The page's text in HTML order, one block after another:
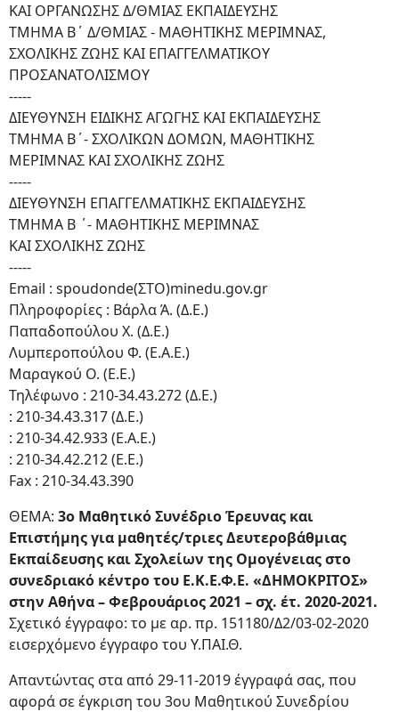
ΚΑΙ ΟΡΓΑΝΩΣΗΣ Δ/ΘΜΙΑΣ ΕΚΠΑΙΔΕΥΣΗΣ
ΤΜΗΜΑ Β΄ Δ/ΘΜΙΑΣ - ΜΑΘΗΤΙΚΗΣ ΜΕΡΙΜΝΑΣ,
ΣΧΟΛΙΚΗΣ ΖΩΗΣ ΚΑΙ ΕΠΑΓΓΕΛΜΑΤΙΚΟΥ
ΠΡΟΣΑΝΑΤΟΛΙΣΜΟΥ
-----
ΔΙΕΥΘΥΝΣΗ ΕΙΔΙΚΗΣ ΑΓΩΓΗΣ ΚΑΙ ΕΚΠΑΙΔΕΥΣΗΣ
ΤΜΗΜΑ Β΄- ΣΧΟΛΙΚΩΝ ΔΟΜΩΝ, ΜΑΘΗΤΙΚΗΣ
ΜΕΡΙΜΝΑΣ ΚΑΙ ΣΧΟΛΙΚΗΣ ΖΩΗΣ
-----
ΔΙΕΥΘΥΝΣΗ ΕΠΑΓΓΕΛΜΑΤΙΚΗΣ ΕΚΠΑΙΔΕΥΣΗΣ
ΤΜΗΜΑ Β ΄- ΜΑΘΗΤΙΚΗΣ ΜΕΡΙΜΝΑΣ
ΚΑΙ ΣΧΟΛΙΚΗΣ ΖΩΗΣ
-----
Email : spoudonde(ΣΤΟ)minedu.gov.gr
Πληροφορίες : Βάρλα Ά. (Δ.Ε.)
Παπαδοπούλου Χ. (Δ.Ε.)
Λυμπεροπούλου Φ. (Ε.Α.Ε.)
Μαραγκού Ο. (Ε.Ε.)
Τηλέφωνο : 210-34.43.272 (Δ.Ε.)
: 210-34.43.317 (Δ.Ε.)
: 210-34.42.933 (Ε.Α.Ε.)
: 210-34.42.212 (Ε.Ε.)
Fax : 210-34.43.390
ΘΕΜΑ: 3ο Μαθητικό Συνέδριο Έρευνας και
Επιστήμης για μαθητές/τριες Δευτεροβάθμιας
Εκπαίδευσης και Σχολείων της Ομογένειας στο
συνεδριακό κέντρο του Ε.Κ.Ε.Φ.Ε. «ΔΗΜΟΚΡΙΤΟΣ»
στην Αθήνα – Φεβρουάριος 2021 – σχ. έτ. 2020-2021.
Σχετικό έγγραφο: το με αρ. πρ. 151180/Δ2/03-02-2020
εισερχόμενο έγγραφο του Υ.ΠΑΙ.Θ.
Απαντώντας στα από 29-11-2019 έγγραφά σας, που
αφορά σε έγκριση του 3ου Μαθητικού Συνεδρίου